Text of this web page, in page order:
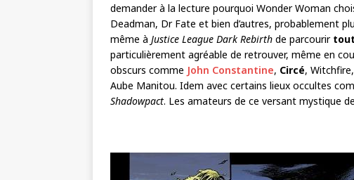
demander à la lecture pourquoi Wonder Woman
Deadman, Dr Fate et bien d’autres, probablement
même à Justice League Dark Rebirth de parcourir
particulièrement agréable de retrouver, même en
obscurs comme John Constantine, Circé,
Aube Manitou. Idem avec certains lieux occultes
Shadowpact. Les amateurs de ce versant mystique